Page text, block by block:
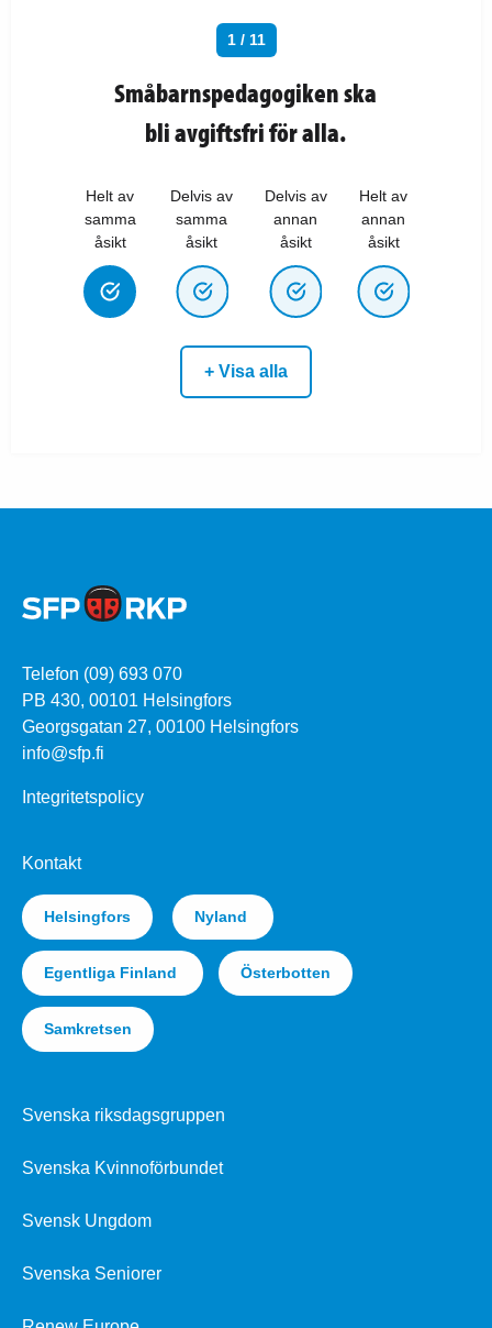
1 / 11
Småbarnspedagogiken ska
bli avgiftsfri för alla.
Helt av
samma
åsikt
Delvis av
samma
åsikt
Delvis av
annan
åsikt
Helt av
annan
åsikt
+ Visa alla
Telefon (09) 693 070
PB 430, 00101 Helsingfors
Georgsgatan 27, 00100 Helsingfors
info@sfp.fi
Integritetspolicy
Kontakt
Helsingfors Nyland
Egentliga Finland Österbotten
Samkretsen
Svenska riksdagsgruppen
Svenska Kvinnoförbundet
Svensk Ungdom
Svenska Seniorer